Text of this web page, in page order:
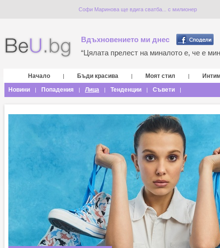
Софи Маринова ще вдига сватба... с милионер
Вдъхновението ми днес
“Цялата прелест на миналото е, че е
Начало | Бъди красива | Моят стил |
Новини
| Попадения | Лица | Тенденции | Съвети |